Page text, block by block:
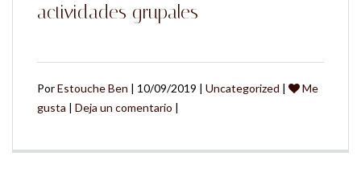
actividades grupales
PorEstouche Ben | 10/09/2019 | Uncategorized
Me
gusta
Deja un comentario